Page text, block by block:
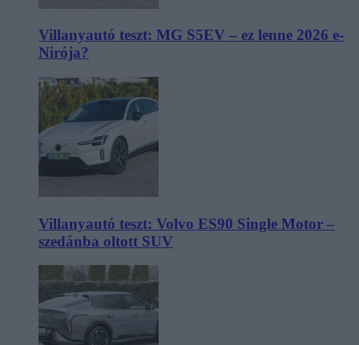
Villanyautó teszt: MG S5EV – ez lenne 2026 e-
Nirója?
Villanyautó teszt: Volvo ES90 Single Motor –
szedánba oltott SUV